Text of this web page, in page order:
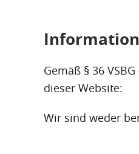
Information
Gemäß § 36
dieser Website:
Wir sind weder